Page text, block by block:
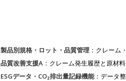
製品別規格・ロット・品質管理 ：クレーム
品質改善支援A ：クレーム発生履歴と原材
ESGデータ・CO₂排出量記録機能 ：データ